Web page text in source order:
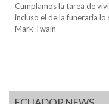
Cumplamos la tarea de
incluso el de la funeraria lo
Mark Twain